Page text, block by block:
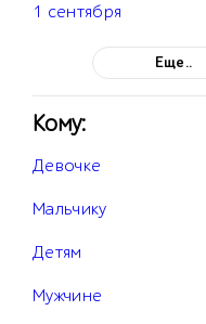
1 сентября
Еще..
Кому:
Девочке
Мальчику
Детям
Мужчине